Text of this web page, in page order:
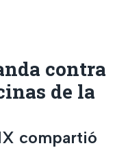
contra
de la
compartió